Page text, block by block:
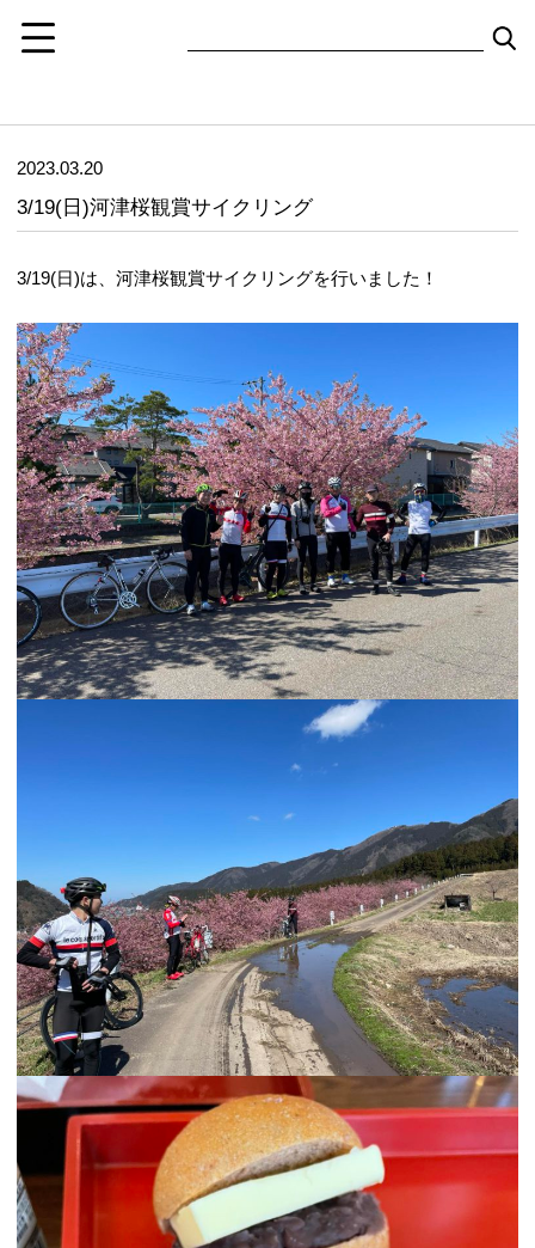
2023.03.20
3/19(日)河津桜観賞サイクリング
3/19(日)は、河津桜観賞サイクリングを行いました！